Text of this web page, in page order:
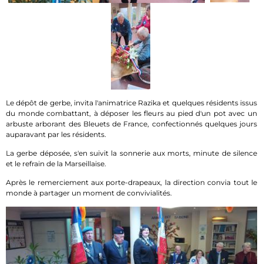
Le dépôt de gerbe, invita l'animatrice Razika et quelques résidents issus
du monde combattant, à déposer les fleurs au pied d'un pot avec un
arbuste arborant des Bleuets de France, confectionnés quelques jours
auparavant par les résidents.
La gerbe déposée, s'en suivit la sonnerie aux morts, minute de silence
et le refrain de la Marseillaise.
Après le remerciement aux porte-drapeaux, la direction convia tout le
monde à partager un moment de convivialités.